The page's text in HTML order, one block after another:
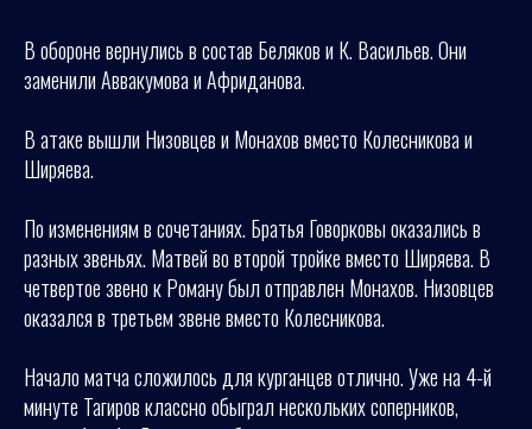
В обороне вернулись в состав Беляков и К. Васильев. Они
заменили Аввакумова и Африданова.
В атаке вышли Низовцев и Монахов вместо Колесникова и
Ширяева.
По изменениям в сочетаниях. Братья Говорковы оказались в
разных звеньях. Матвей во второй тройке вместо Ширяева. В
четвертое звено к Роману был отправлен Монахов. Низовцев
оказался в третьем звене вместо Колесникова.
Начало матча сложилось для курганцев отлично. Уже на 4-й
минуте Тагиров классно обыграл нескольких соперников,